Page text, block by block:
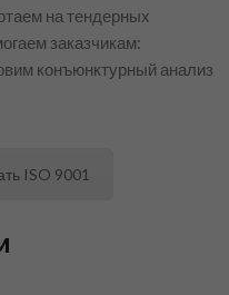
на тендерных
заказчикам:
конъюнктурный анализ
ISO 9001